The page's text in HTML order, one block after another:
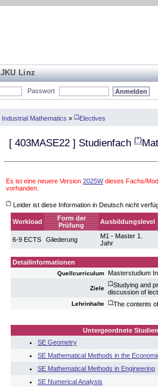
Linz
Passwort
Industrial Mathematics » (*)Electives
[ 403MASE22 ] Studienfach (*)
Es ist eine neuere Version 2025Wdieses Fachs/
vorhanden.
(*) Leider ist diese Information in Deutsch nicht
Workload
Form der
Prüfung
Ausbildungslevel
6-9 ECTS Gliederung
M1 - Master 1.
Jahr
Detailinformationen
Quellcurriculum Masterstudium
Ziele
(*)Studying and
discussion of
Lehrinhalte (*)The contents
Untergeordnete
SE Geometry
SE Mathematical Methods in the
SE Mathematical Methods in Engineering
SE Numerical Analysis